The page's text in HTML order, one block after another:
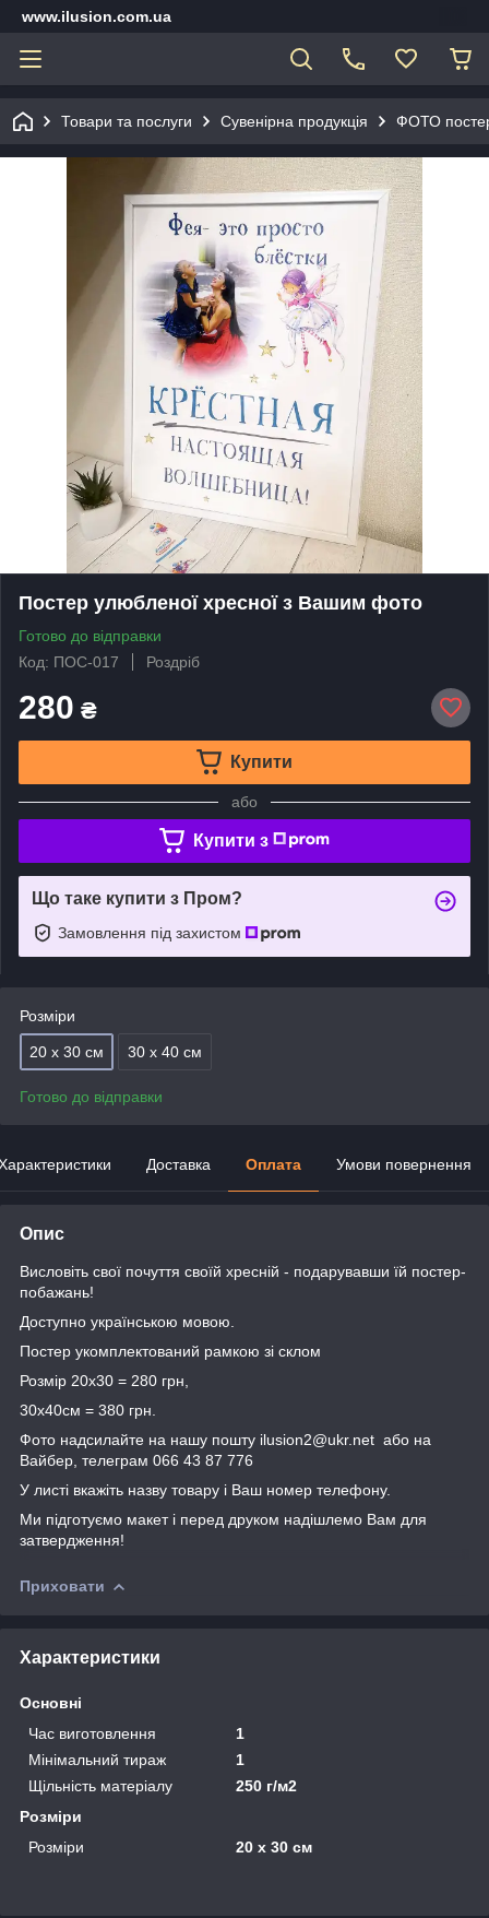
www.ilusion.com.ua
Товари та послуги Сувенірна продукція ФОТО
Постер улюбленої хресної з Вашим фото
Готово до відправки
Код: ПОС-017
Роздріб
280 ₴
Купити
або
Купити з
Що таке купити з Пром?
Замовлення під захистом
Розміри
20 х 30 см 30 х 40 см
Готово до відправки
Доставка Оплата Умови повернення
Опис
Висловіть свої почуття своїй хресній - подарувавши їй постер-
побажань!
Доступно українською мовою.
Постер укомплектований рамкою зі склом
Розмір 20х30 = 280 грн,
30х40см = 380 грн.
Фото надсилайте на нашу пошту ilusion2@ukr.net або на
Вайбер, телеграм 066 43 87 776
У листі вкажіть назву товару і Ваш номер телефону.
Ми підготуємо макет і перед друком надішлемо Вам для
затвердження!
Приховати
Характеристики
Основні
Час виготовлення
1
Мінімальний тираж
1
Щільність матеріалу
250 г/м2
Розміри
Розміри
20 х 30 см